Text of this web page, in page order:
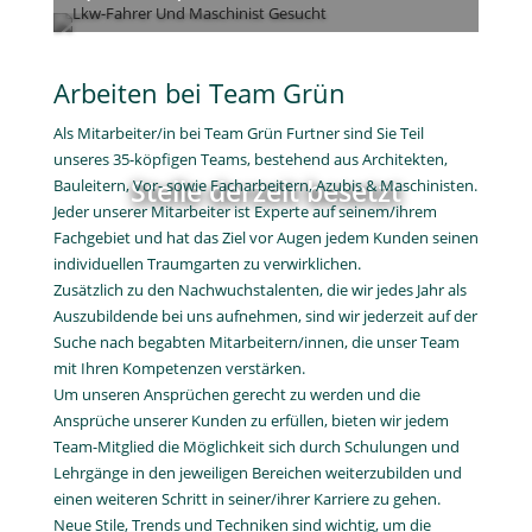
Bauleitern, Vor- sowie Facharbeitern, Azubis & Maschinisten.
Fachgebiet und hat das Ziel vor Augen jedem Kunden seinen
individuellen Traumgarten zu verwirklichen.
Zusätzlich zu den Nachwuchstalenten, die wir jedes Jahr als
Auszubildende bei uns aufnehmen, sind wir jederzeit auf der
Suche nach begabten Mitarbeitern/innen, die unser Team
mit Ihren Kompetenzen verstärken.
Um unseren Ansprüchen gerecht zu werden und die
Ansprüche unserer Kunden zu erfüllen, bieten wir jedem
Team-Mitglied die Möglichkeit sich durch Schulungen und
Lehrgänge in den jeweiligen Bereichen weiterzubilden und
einen weiteren Schritt in seiner/ihrer Karriere zu gehen.
Neue Stile, Trends und Techniken sind wichtig, um die
erstklassige Qualität zu liefern, für die wir bekannt sind und
weswegen Kunden uns weiterempfehlen. Im Team legen wir
viel Wert auf flache Hierarchien und ein respektvolles
Miteinander, dadurch können sich alle Mitarbeiter mit ihren
Ideen, Vorschlägen und konstruktiver Kritik einbringen.